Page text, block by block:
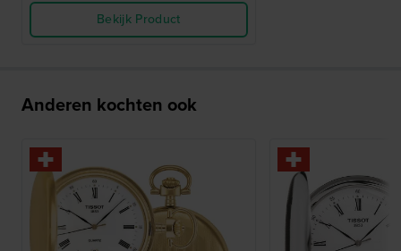
Bekijk Product
Anderen kochten ook